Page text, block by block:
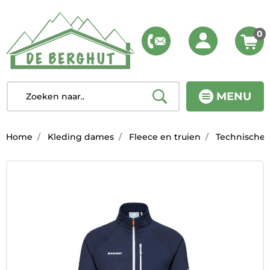
MENU
0
Home Kleding dames Fleece en truien Technische